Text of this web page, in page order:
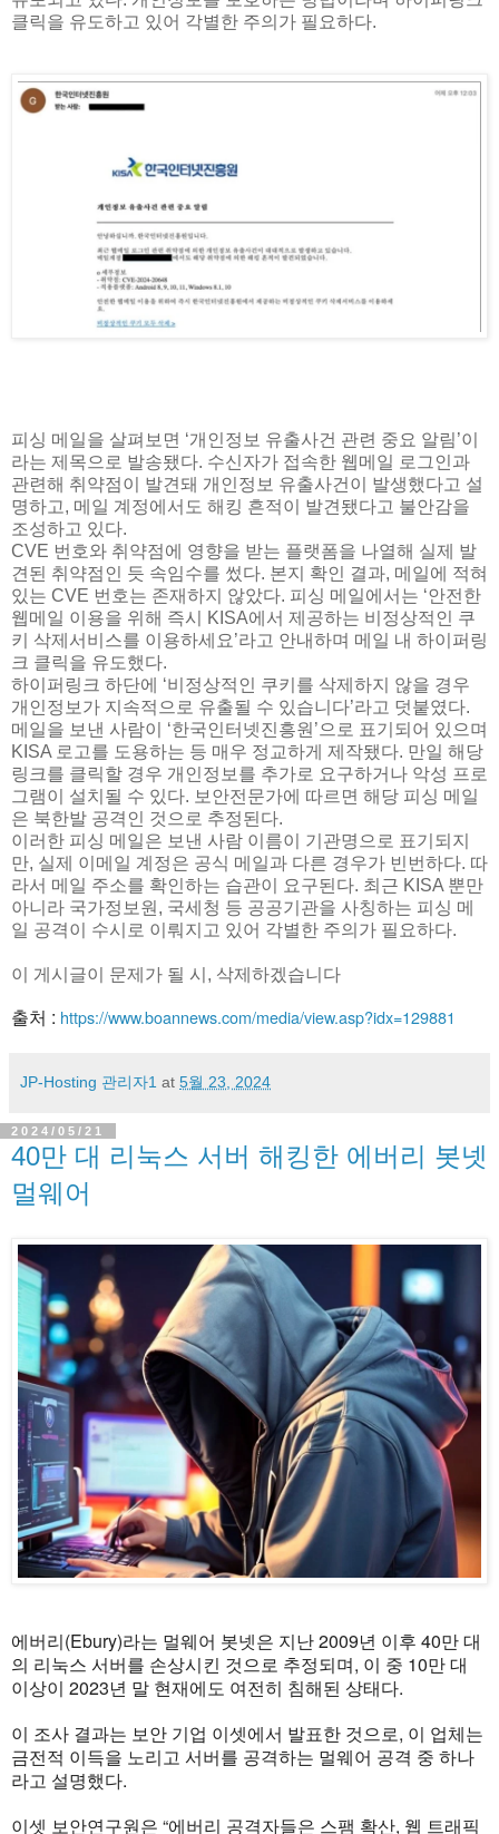
클릭을 유도하고 있어 각별한 주의가 필요하다.
피싱 메일을 살펴보면 ‘개인정보 유출사건 관련 중요 알림’이
라는 제목으로 발송됐다. 수신자가 접속한 웹메일 로그인과
관련해 취약점이 발견돼 개인정보 유출사건이 발생했다고 설
명하고, 메일 계정에서도 해킹 흔적이 발견됐다고 불안감을
조성하고 있다.
CVE 번호와 취약점에 영향을 받는 플랫폼을 나열해 실제 발
견된 취약점인 듯 속임수를 썼다. 본지 확인 결과, 메일에 적혀
있는 CVE 번호는 존재하지 않았다. 피싱 메일에서는 ‘안전한
웹메일 이용을 위해 즉시 KISA에서 제공하는 비정상적인 쿠
키 삭제서비스를 이용하세요’라고 안내하며 메일 내 하이퍼링
크 클릭을 유도했다.
하이퍼링크 하단에 ‘비정상적인 쿠키를 삭제하지 않을 경우
개인정보가 지속적으로 유출될 수 있습니다’라고 덧붙였다.
메일을 보낸 사람이 ‘한국인터넷진흥원’으로 표기되어 있으며
KISA 로고를 도용하는 등 매우 정교하게 제작됐다. 만일 해당
링크를 클릭할 경우 개인정보를 추가로 요구하거나 악성 프로
그램이 설치될 수 있다. 보안전문가에 따르면 해당 피싱 메일
은 북한발 공격인 것으로 추정된다.
이러한 피싱 메일은 보낸 사람 이름이 기관명으로 표기되지
만, 실제 이메일 계정은 공식 메일과 다른 경우가 빈번하다. 따
라서 메일 주소를 확인하는 습관이 요구된다. 최근 KISA 뿐만
아니라 국가정보원, 국세청 등 공공기관을 사칭하는 피싱 메
일 공격이 수시로 이뤄지고 있어 각별한 주의가 필요하다.
이 게시글이 문제가 될 시, 삭제하겠습니다
출처 : https://www.boannews.com/media/view.asp?idx=129881
JP-Hosting 관리자1 at 5월 23, 2024
2024/05/21
40만 대 리눅스 서버 해킹한 에버리 봇넷
멀웨어
에버리(Ebury)라는 멀웨어 봇넷은 지난 2009년 이후 40만 대
의 리눅스 서버를 손상시킨 것으로 추정되며, 이 중 10만 대
이상이 2023년 말 현재에도 여전히 침해된 상태다.
이 조사 결과는 보안 기업 이셋에서 발표한 것으로, 이 업체는
금전적 이득을 노리고 서버를 공격하는 멀웨어 공격 중 하나
라고 설명했다.
이셋 보안연구원은 “에버리 공격자들은 스팸 확산, 웹 트래픽